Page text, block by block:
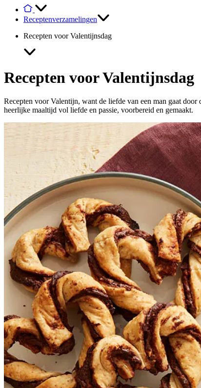
Receptenverzamelingen
Recepten voor Valentijnsdag
Recepten voorValentijnsdag
Recepten voor Valentijn, want de liefde van een man gaat
heerlijke maaltijd vol liefde en passie, voorbereid en gemaakt.